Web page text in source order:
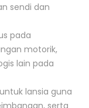
sendi dan
pada
motorik,
lain pada
lansia guna
serta